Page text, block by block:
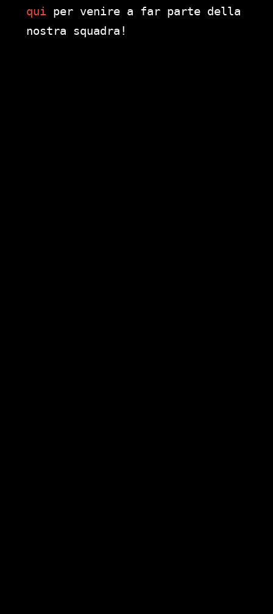
qui per venire a far parte della
nostra squadra!